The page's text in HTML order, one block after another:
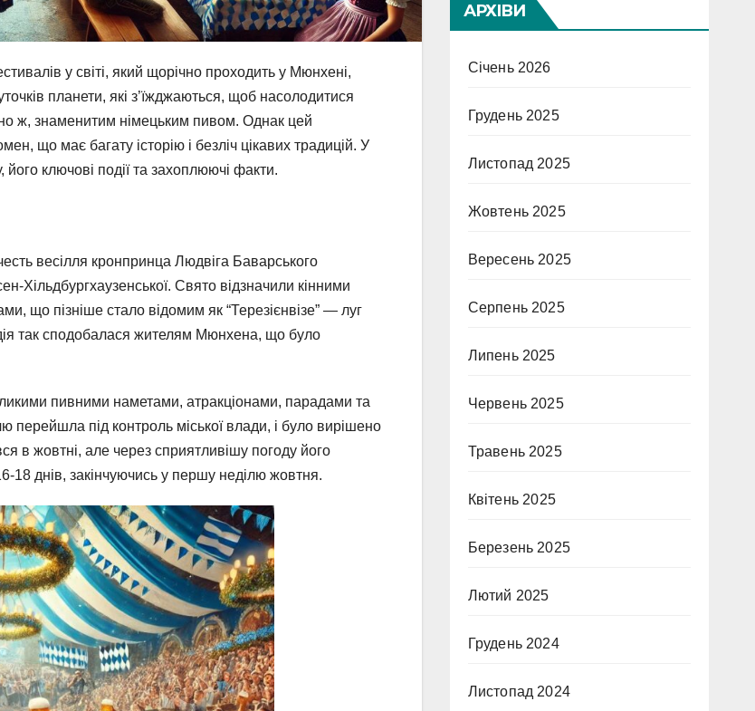
у світі, який щорічно проходить у Мюнхені,
планети, які з’їжджаються, щоб насолодитися
ж, знаменитим німецьким пивом. Однак цей
що має багату історію і безліч цікавих традицій. У
ключові події та захоплюючі факти.
весілля кронпринца Людвіга Баварського
Хільдбургхаузенської. Свято відзначили кінними
що пізніше стало відомим як “Терезієнвізе” — луг
так сподобалася жителям Мюнхена, що було
пивними наметами, атракціонами, парадами та
перейшла під контроль міської влади, і було вирішено
в жовтні, але через сприятливішу погоду його
18 днів, закінчуючись у першу неділю жовтня.
АРХІВИ
Січень 2026
Грудень 2025
Листопад 2025
Жовтень 2025
Вересень 2025
Серпень 2025
Липень 2025
Червень 2025
Травень 2025
Квітень 2025
Березень 2025
Лютий 2025
Грудень 2024
Листопад 2024